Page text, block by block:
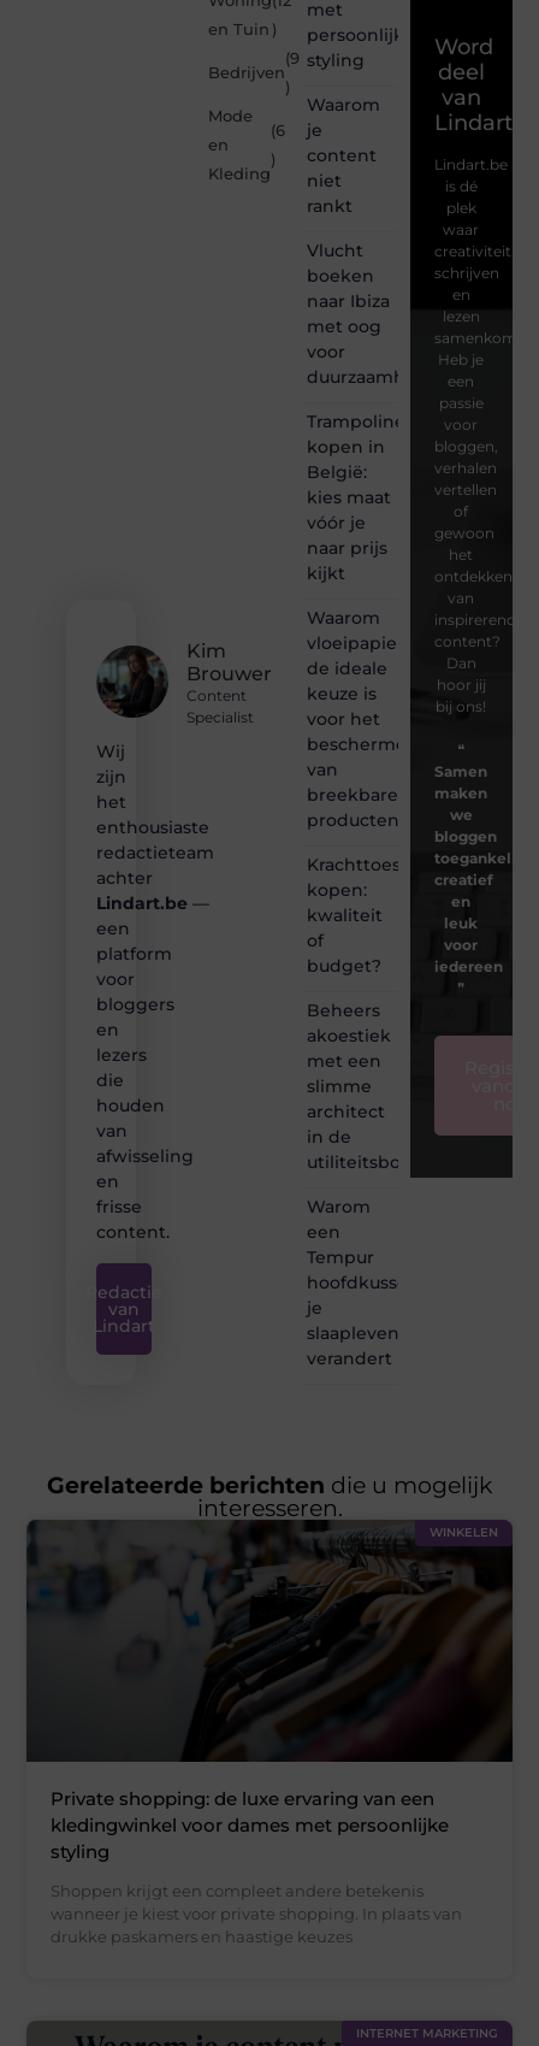
Kim
Brouwer
Content
Specialist
Wij
zijn
het
enthousiaste
redactieteam
achter
Lindart.be —
een
platform
voor
bloggers
en
lezers
die
houden
van
afwisseling
en
frisse
content.
Redactie
van
Lindart
en Tuin )
Bedrijven
(9
)
Mode
en
Kleding
(6
)
met
persoonlijke
styling
Waarom
je
content
niet
rankt
Vlucht
boeken
naar Ibiza
met oog
voor
duurzaamheid
Trampoline
kopen in
België:
kies maat
vóór je
naar prijs
kijkt
Waarom
vloeipapier
de ideale
keuze is
voor het
beschermen
van
breekbare
producten
Krachttoestel
kopen:
kwaliteit
of
budget?
Beheers
akoestiek
met een
slimme
architect
in de
utiliteitsbouw
Warom
een
Tempur
hoofdkussen
je
slaapleven
verandert
Word
deel
van
Lindart.be
is dé
plek
waar
creativiteit,
schrijven
en
lezen
samenkomen.
Heb je
een
passie
voor
bloggen,
verhalen
vertellen
of
gewoon
het
ontdekken
van
inspirerende
content?
Dan
hoor jij
bij ons!
❝
Samen
maken
we
bloggen
toegankelijk,
creatief
en
leuk
voor
iedereen
❞
Gerelateerde berichten die u mogelijk
interesseren.
WINKELEN
Private shopping: de luxe ervaring van een
kledingwinkel voor dames met persoonlijke
styling
Shoppen krijgt een compleet andere betekenis
wanneer je kiest voor private shopping. In plaats van
drukke paskamers en haastige keuzes
INTERNET MARKETING